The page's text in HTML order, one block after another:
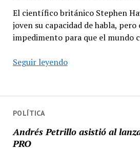
POLÍTICA
Andrés Petrillo asistió al
PRO
El científico británico Stephen
joven su capacidad de habla, pero
impedimento para que el mundo
Seguir leyendoStephen
frases
científico